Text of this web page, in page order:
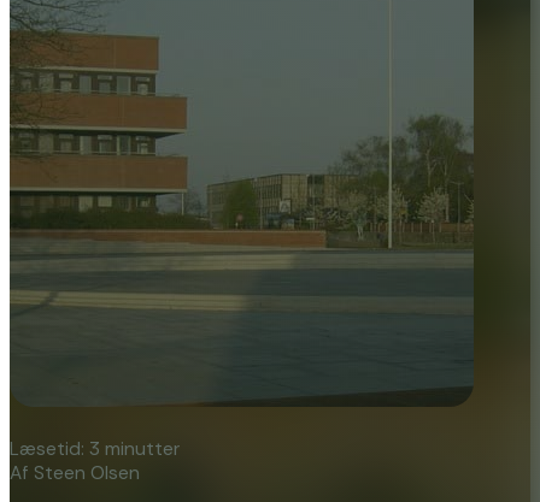
Læsetid: 3 minutter
Af Steen Olsen